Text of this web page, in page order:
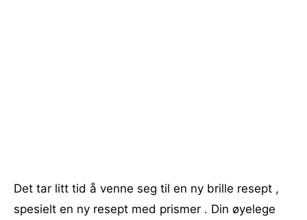
Det tar litt tid å venne seg til en ny brille resept ,
spesielt en ny resept med prismer . Din øyelege